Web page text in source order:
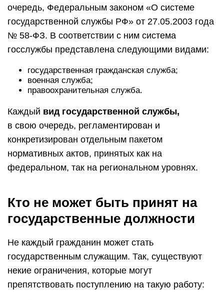
очередь, Федеральным законом «О системе
государственной службы РФ» от 27.05.2003 года
№ 58-ФЗ. В соответствии с ним система
госслужбы представлена следующими видами:
государственная гражданская служба;
военная служба;
правоохранительная служба.
Каждый вид государственной службы,
в свою очередь, регламентирован и
конкретизирован отдельным пакетом
нормативных актов, принятых как на
федеральном, так на региональном уровнях.
Кто не может быть принят на
государственные должности
Не каждый гражданин может стать
государственным служащим. Так, существуют
некие ограничения, которые могут
препятствовать поступлению на такую работу: